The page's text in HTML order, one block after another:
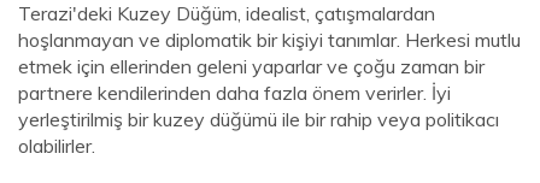
Terazi'deki Kuzey Düğüm, idealist, çatışmalardan
hoşlanmayan ve diplomatik bir kişiyi tanımlar. Herkesi mutlu
etmek için ellerinden geleni yaparlar ve çoğu zaman bir
partnere kendilerinden daha fazla önem verirler. İyi
yerleştirilmiş bir kuzey düğümü ile bir rahip veya politikacı
olabilirler.